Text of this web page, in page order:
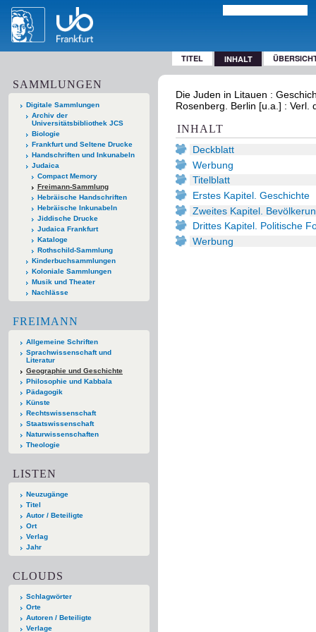
TITEL INHALT
SAMMLUNGEN
Digitale Sammlungen
Archiv der
Universitätsbibliothek JCS
Biologie
Frankfurt und Seltene Drucke
Handschriften und Inkunabeln
Judaica
Compact Memory
Freimann-Sammlung
Hebräische Handschriften
Hebräische Inkunabeln
Jiddische Drucke
Judaica Frankfurt
Kataloge
Rothschild-Sammlung
Kinderbuchsammlungen
Koloniale Sammlungen
Musik und Theater
Nachlässe
FREIMANN
Allgemeine Schriften
Sprachwissenschaft und
Literatur
Geographie und Geschichte
Philosophie und Kabbala
Pädagogik
Künste
Rechtswissenschaft
Staatswissenschaft
Naturwissenschaften
Theologie
LISTEN
Neuzugänge
Titel
Autor / Beteiligte
Ort
Verlag
Jahr
CLOUDS
Schlagwörter
Orte
Autoren / Beteiligte
Verlage
Die Juden in Litauen :
Rosenberg. Berlin [u.a.] : Verl.
INHALT
Deckblatt
Werbung
Titelblatt
Erstes Kapitel. Geschichte
Zweites Kapitel.
Drittes Kapitel. Politische
Werbung